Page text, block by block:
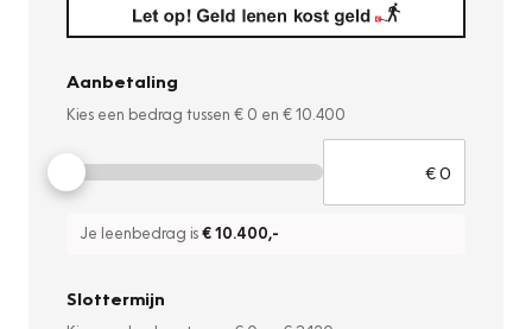
Aanbetaling
Kies een bedrag tussen € 0 en € 10.400
Je leenbedrag is€ 10.400,-
Slottermijn